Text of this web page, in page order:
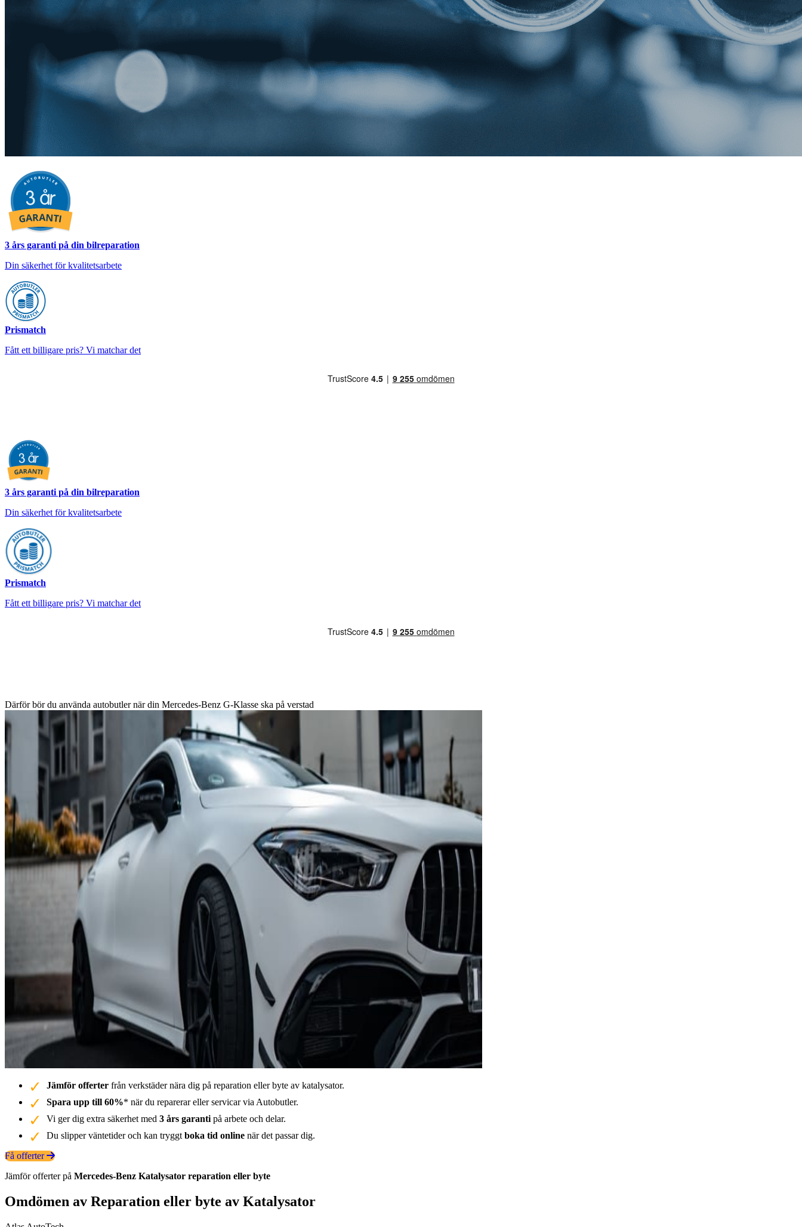
3 års garanti på din bilreparation
Din säkerhet för kvalitetsarbete
Prismatch
Fått ett billigare pris? Vi matchar det
3 års garanti på din bilreparation
Din säkerhet för kvalitetsarbete
Prismatch
Fått ett billigare pris? Vi matchar det
Därför bör du använda autobutler när din Mercedes-Benz G-Klasse ska på verstad
Jämför offerter från verkstäder nära dig på reparation eller byte av katalysator.
Spara upp till 60%* när du reparerar eller servicar via Autobutler.
Vi ger dig extra säkerhet med 3 års garanti på arbete och delar.
Du slipper väntetider och kan tryggt boka tid online när det passar dig.
Få offerter
Jämför offerter på Mercedes-Benz Katalysator reparation eller byte
Omdömen av Reparation eller byte av Katalysator